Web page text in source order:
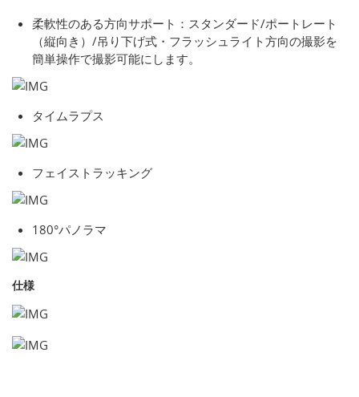
柔軟性のある方向サポート：スタンダード/ポートレート
（縦向き）/吊り下げ式・フラッシュライト方向の撮影を
簡単操作で撮影可能にします。
タイムラプス
フェイストラッキング
180°パノラマ
仕様